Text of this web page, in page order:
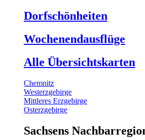
Dorfschönheiten
Wochenendausflüge
Alle Übersichtskarten
Chemnitz
Westerzgebirge
Mittleres Erzgebirge
Osterzgebirge
Sachsens